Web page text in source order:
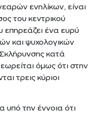
ενηλίκων, είναι
του κεντρικού
επηρεάζει ένα ευρύ
και ψυχολογικών
Σκλήρυνσης κατά
όμως ότι στην
τρεις κύριοι
υπό την έννοια ότι